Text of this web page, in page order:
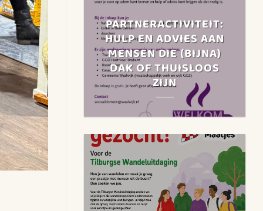
PARTNERACTIVITEIT:
HULP EN ADVIES AAN
MENSEN DIE (BIJNA)
DAK OF THUISLOOS
ZIJN